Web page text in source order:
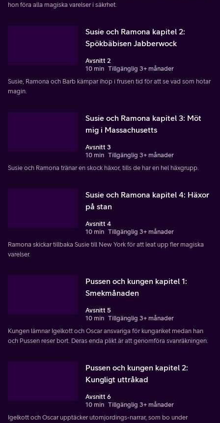
hon föra alla magiska varelser i säkrhet.
Susie och Ramona kapitel 2:
Spökbäbisen Jabberwock
Avsnitt 2
10 min Tillgänglig 3+ månader
Susie, Ramona och Barb kämpar ihop i frusen tid för att se vad som hotar
magin.
Susie och Ramona kapitel 3: Möt
mig i Massachusetts
Avsnitt 3
10 min Tillgänglig 3+ månader
Susie och Ramona tränar en skock häxor, tills de har en hel häxgrupp.
Susie och Ramona kapitel 4: Häxor
på stan
Avsnitt 4
10 min Tillgänglig 3+ månader
Ramona skickar tillbaka Susie till New York för att leat upp fler magiska
varelser.
Pussen och kungen kapitel 1:
Smekmånaden
Avsnitt 5
10 min Tillgänglig 3+ månader
Kungen lämnar Igelkott och Oscar ansvariga för kungariket medan han
och Pussen reser bort. Deras enda plikt är att genomföra svanräkningen.
Pussen och kungen kapitel 2:
Kungligt uttråkad
Avsnitt 6
10 min Tillgänglig 3+ månader
Igelkott och Oscar upptäcker utomjordings-narrar, som bo under